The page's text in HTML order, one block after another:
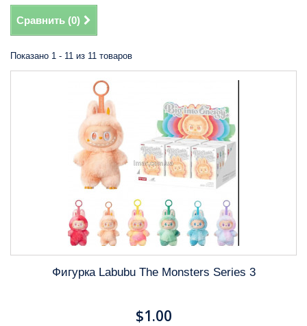
Сравнить (0)
Показано 1 - 11 из 11 товаров
Фигурка Labubu The Monsters Series 3
$1.00